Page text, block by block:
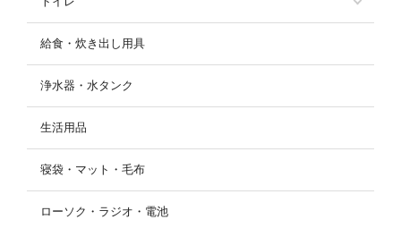
給食・炊き出し用具
浄水器・水タンク
生活用品
寝袋・マット・毛布
ローソク・ラジオ・電池